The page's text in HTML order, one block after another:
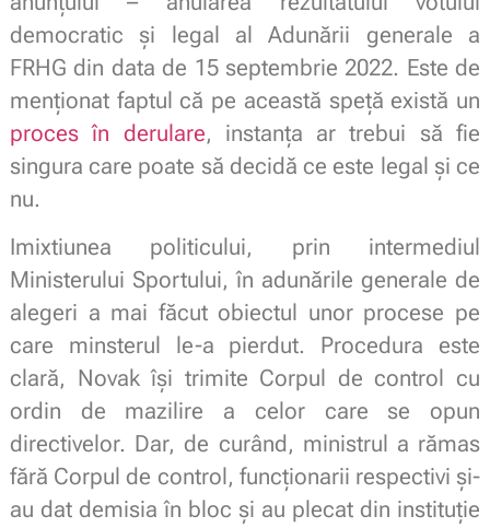
democratic și legal al Adunării generale a
FRHG din data de 15 septembrie 2022. Este de
menționat faptul că pe această speță există un
proces în derulare, instanța ar trebui să fie
singura care poate să decidă ce este legal și ce
nu.
Imixtiunea politicului, prin intermediul
Ministerului Sportului, în adunările generale de
alegeri a mai făcut obiectul unor procese pe
care minsterul le-a pierdut. Procedura este
clară, Novak își trimite Corpul de control cu
ordin de mazilire a celor care se opun
directivelor. Dar, de curând, ministrul a rămas
fără Corpul de control, funcționarii respectivi și-
au dat demisia în bloc și au plecat din instituție